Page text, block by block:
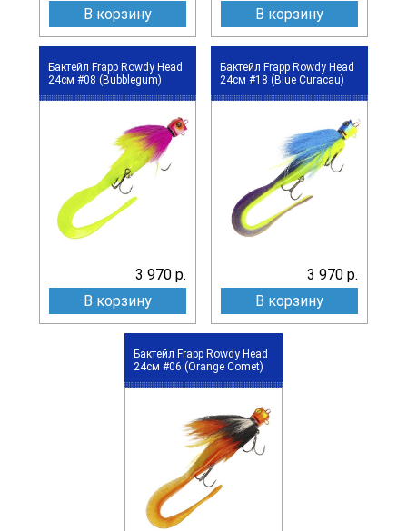
В корзину
В корзину
Бактейл Frapp Rowdy Head
24см #08 (Bubblegum)
3 970 р.
В корзину
Бактейл Frapp Rowdy Head
24см #18 (Blue Curacau)
3 970 р.
В корзину
Бактейл Frapp Rowdy Head
24см #06 (Orange Comet)